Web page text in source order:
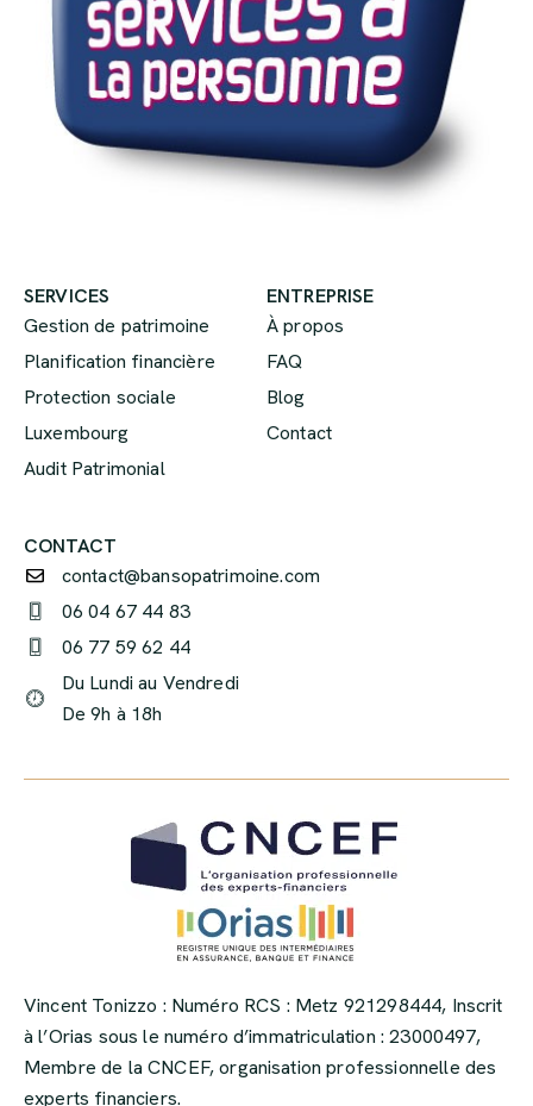
SERVICES
Gestion de patrimoine
Planification financière
Protection sociale
Luxembourg
Audit Patrimonial
ENTREPRISE
À propos
FAQ
Blog
Contact
CONTACT
contact@bansopatrimoine.com
06 04 67 44 83
06 77 59 62 44
Du Lundi au Vendredi
De 9h à 18h
Vincent Tonizzo : Numéro RCS : Metz 921298444, Inscrit
à l’Orias sous le numéro d’immatriculation : 23000497,
Membre de la CNCEF, organisation professionnelle des
experts financiers.